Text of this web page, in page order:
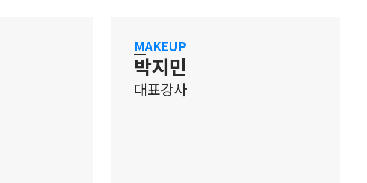
다방면으로 펼쳐나가는 미용 예술인
MAKEUP
박지민
대표강사